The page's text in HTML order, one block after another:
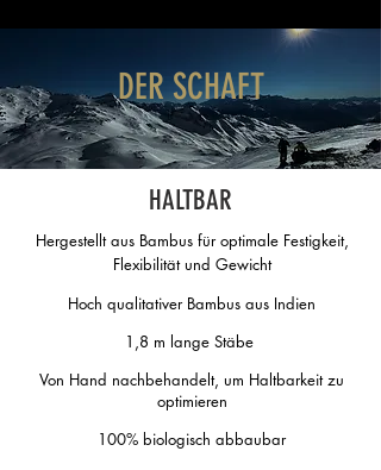
DER SCHAFT
HALTBAR
Hergestellt aus Bambus für optimale Festigkeit,
Flexibilität und Gewicht
Hoch qualitativer Bambus aus Indien
1,8 m lange Stäbe
Von Hand nachbehandelt, um Haltbarkeit zu
optimieren
100% biologisch abbaubar